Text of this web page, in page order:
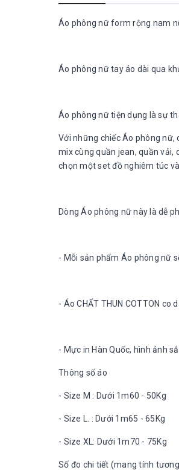
Áo phông nữ form rộng nam
Áo phông nữ tay áo dài qua
Áo phông nữ tiện dụng là sự
Với những chiếc Áo phông nữ,
mix cùng quần jean, quần vải,
chọn một set đồ nghiêm túc
Dòng Áo phông nữ này là dễ
- Mỗi sản phẩm Áo phông nữ
- Áo CHẤT THUN COTTON
- Mực in Hàn Quốc, hình ảnh
Thông số áo
- Size M : Dưới 1m60 - 50Kg
- Size L. : Dưới 1m65 - 65Kg
- Size XL: Dưới 1m70 - 75Kg
Số đo chi tiết (mang tính